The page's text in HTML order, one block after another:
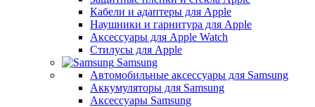
Кабели и адаптеры для Apple
Наушники и гарнитура для Apple
Аксессуары для Apple Watch
Стилусы для Apple
Samsung
Автомобильные аксессуары для Samsung
Аккумуляторы для Samsung
Аксессуары Samsung